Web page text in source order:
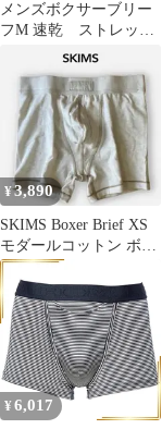
メンズボクサーブリー
フM ￼速乾 ￼ストレッ
チ 消臭 ￼シルキー
軽量
¥3,890
SKIMS Boxer Brief XS
モダールコットン ボク
サー スキムス
¥ 6,017